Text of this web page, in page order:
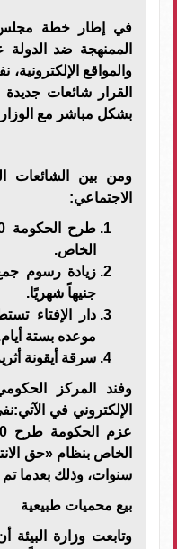
في إطار خطة مجلس
الممنهجة ضد الدولة
والمواقع
القرار شائعات
بشكل مباشر مع
ومن بين الشائعات
الاجتماعي:
الخاص.
جنيهاً شهريًا.
دار الإفتاء
موعده بستة
سرقة أيقونة
وفند المركز
الإلكتروني في
سنوات، وذلك بعدما تم
بيع محميات طبيعية
وتابعت وزارة البيئة